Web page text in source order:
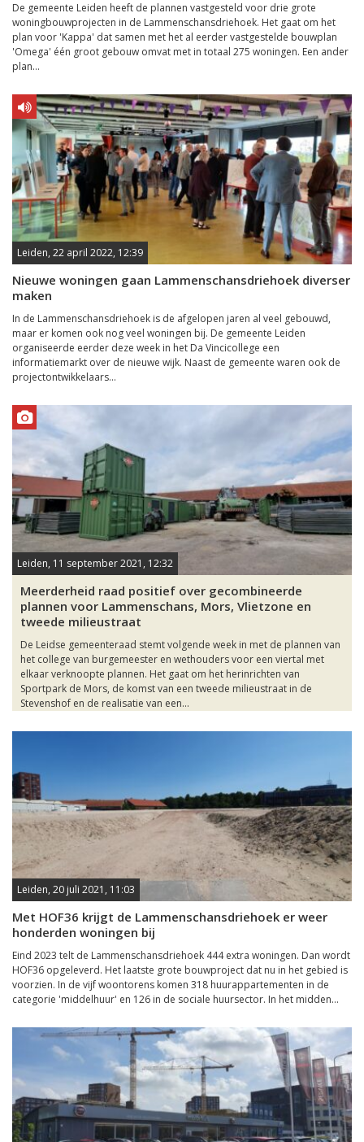
De gemeente Leiden heeft de plannen vastgesteld voor drie grote
woningbouwprojecten in de Lammenschansdriehoek. Het gaat om het
plan voor 'Kappa' dat samen met het al eerder vastgestelde bouwplan
'Omega' één groot gebouw omvat met in totaal 275 woningen. Een ander
plan...
Leiden, 22 april 2022, 12:39
Nieuwe woningen gaan Lammenschansdriehoek diverser
maken
In de Lammenschansdriehoek is de afgelopen jaren al veel gebouwd,
maar er komen ook nog veel woningen bij. De gemeente Leiden
organiseerde eerder deze week in het Da Vincicollege een
informatiemarkt over de nieuwe wijk. Naast de gemeente waren ook de
projectontwikkelaars...
Leiden, 11 september 2021, 12:32
Meerderheid raad positief over gecombineerde
plannen voor Lammenschans, Mors, Vlietzone en
tweede milieustraat
De Leidse gemeenteraad stemt volgende week in met de plannen van
het college van burgemeester en wethouders voor een viertal met
elkaar verknoopte plannen. Het gaat om het herinrichten van
Sportpark de Mors, de komst van een tweede milieustraat in de
Stevenshof en de realisatie van een...
Leiden, 20 juli 2021, 11:03
Met HOF36 krijgt de Lammenschansdriehoek er weer
honderden woningen bij
Eind 2023 telt de Lammenschansdriehoek 444 extra woningen. Dan wordt
HOF36 opgeleverd. Het laatste grote bouwproject dat nu in het gebied is
voorzien. In de vijf woontorens komen 318 huurappartementen in de
categorie 'middelhuur' en 126 in de sociale huursector. In het midden...